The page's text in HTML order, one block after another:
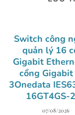
Switch công
quản lý 16
Gigabit
cổng Gigabit
3Onedata
16GT4GS-
07/08/2026